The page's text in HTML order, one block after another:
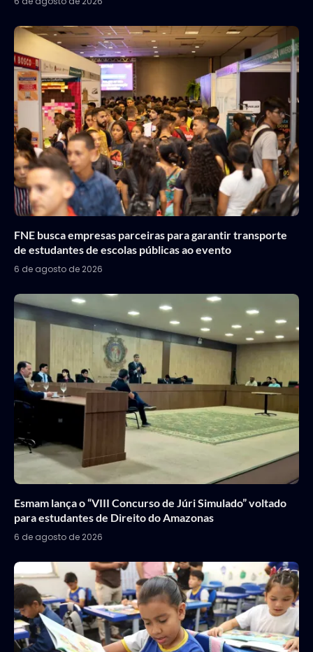
FNE busca empresas parceiras para garantir transporte
de estudantes de escolas públicas ao evento
6 de agosto de 2026
Esmam lança o “VIII Concurso de Júri Simulado” voltado
para estudantes de Direito do Amazonas
6 de agosto de 2026